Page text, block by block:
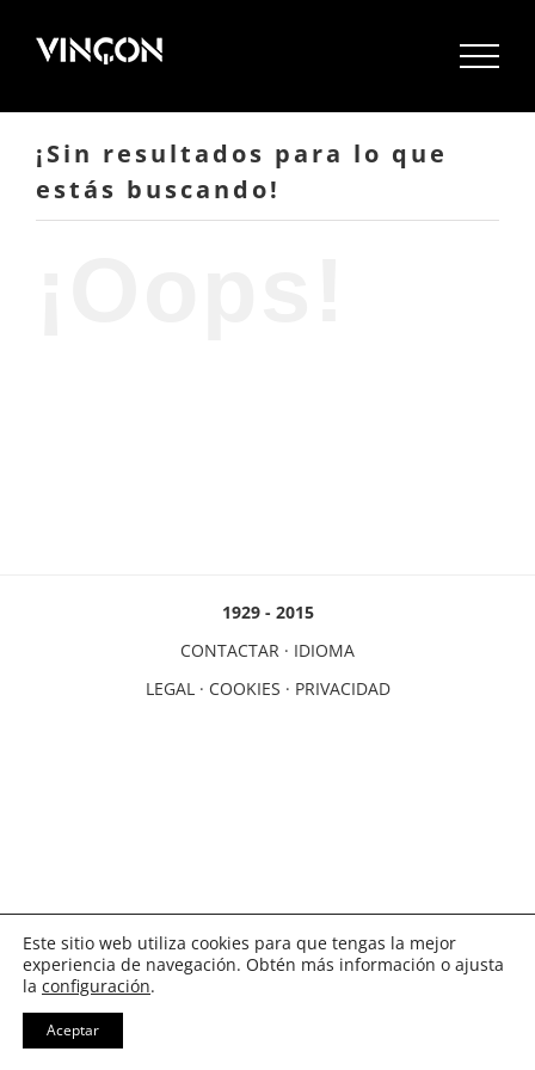
¡Sin resultados para lo que
estás buscando!
1929 - 2015
CONTACTAR · IDIOMA
LEGAL· COOKIES · PRIVACIDAD
Este sitio web utiliza cookies para que tengas la mejor
experiencia de navegación. Obtén más información o ajusta
la configuración.
Aceptar